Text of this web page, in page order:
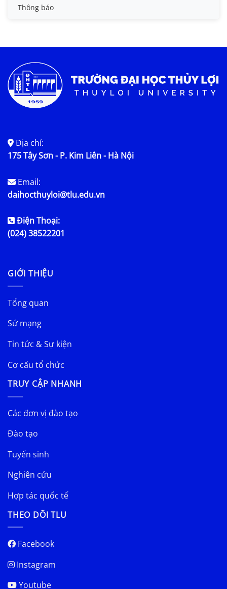
Tin đào tạo
Tin tức chung
Thông báo
Địa chỉ:
175 Tây Sơn - P. Kim Liên - Hà Nội
Email:
daihocthuyloi@tlu.edu.vn
Điện Thoại:
(024) 38522201
GIỚI THIỆU
Tổng quan
Sứ mạng
Tin tức & Sự kiện
Cơ cấu tổ chức
TRUY CẬP NHANH
Các đơn vị đào tạo
Đào tạo
Tuyển sinh
Nghiên cứu
Hợp tác quốc tế
THEO DÕI TLU
Facebook
Instagram
Youtube